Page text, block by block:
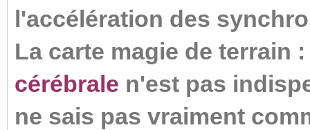
l'accélération des
La carte magie de terrain
cérébrale n'est pas
ne sais pas vraiment